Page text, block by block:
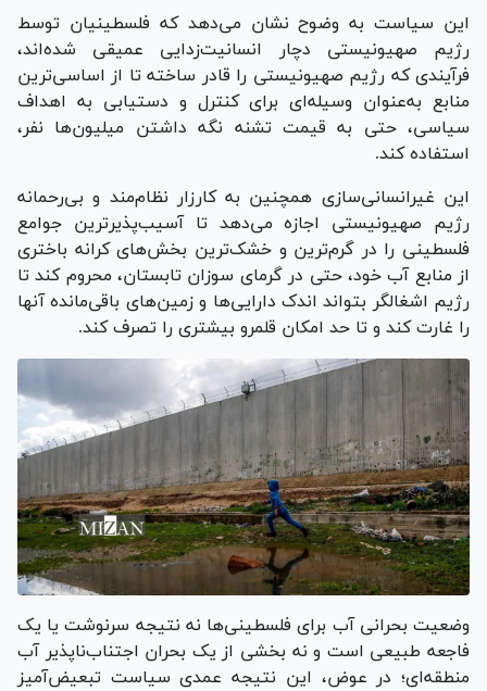
این سیاست به وضوح نشان می‌دهد که فلسطینیان توسط
رژیم صهیونیستی دچار انسانیت‌زدایی عمیقی شده‌اند،
فرآیندی که رژیم صهیونیستی را قادر ساخته تا از اساسی‌ترین
منابع به‌عنوان وسیله‌ای برای کنترل و دستیابی به اهداف
سیاسی، حتی به قیمت تشنه نگه داشتن میلیون‌ها نفر،
استفاده کند.
این غیرانسانی‌سازی همچنین به کارزار نظام‌مند و بی‌رحمانه
رژیم صهیونیستی اجازه می‌دهد تا آسیب‌پذیرترین جوامع
فلسطینی را در گرم‌ترین و خشک‌ترین بخش‌های کرانه باختری
از منابع آب خود، حتی در گرمای سوزان تابستان، محروم کند تا
رژیم اشغالگر بتواند اندک دارایی‌ها و زمین‌های باقی‌مانده آنها
را غارت کند و تا حد امکان قلمرو بیشتری را تصرف کند.
وضعیت بحرانی آب برای فلسطینی‌ها نه نتیجه سرنوشت یا یک
فاجعه طبیعی است و نه بخشی از یک بحران اجتناب‌ناپذیر آب
منطقه‌ای؛ در عوض، این نتیجه عمدی سیاست تبعیض‌آمیز